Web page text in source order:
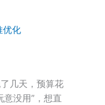
优化
几天，预算花
没用”，想直